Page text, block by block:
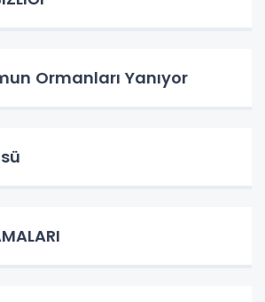
Ormanları Yanıyor